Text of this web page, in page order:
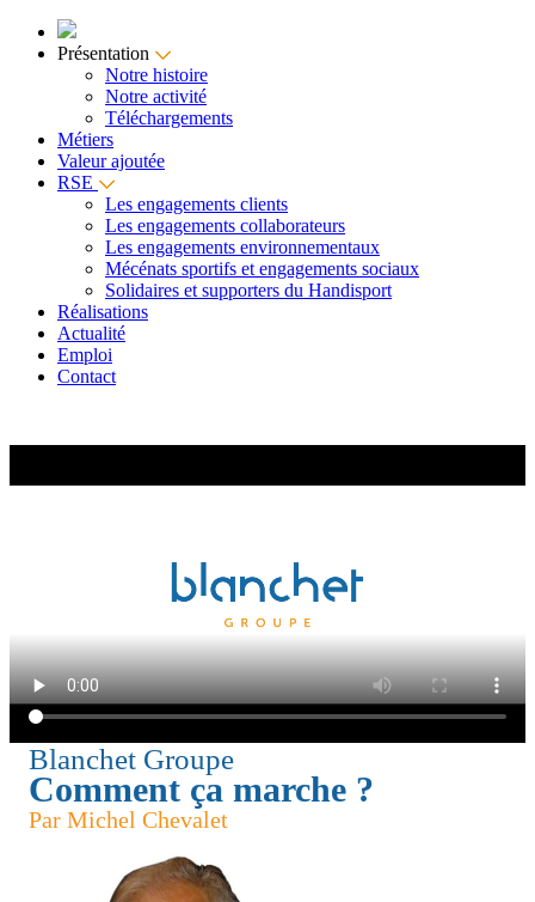
Présentation
Notre histoire
Notre activité
Téléchargements
Métiers
Valeur ajoutée
RSE
Les engagements clients
Les engagements collaborateurs
Les engagements environnementaux
Mécénats sportifs et engagements sociaux
Solidaires et supporters du Handisport
Réalisations
Actualité
Emploi
Contact
Blanchet Groupe
Comment ça marche ?
Par Michel Chevalet